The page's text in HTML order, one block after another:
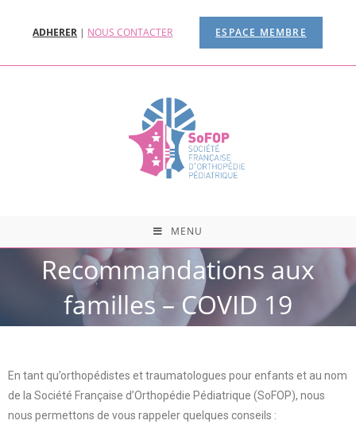
ADHERER | NOUS CONTACTER ESPACE MEMBRE
MENU
Recommandations aux
familles – COVID 19
En tant qu’orthopédistes et traumatologues pour enfants et au nom
de la Société Française d’Orthopédie Pédiatrique (SoFOP), nous
nous permettons de vous rappeler quelques conseils :